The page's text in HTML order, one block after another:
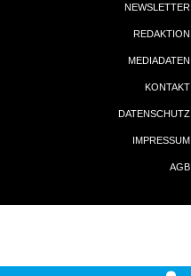
NEWSLETTER
REDAKTION
MEDIADATEN
KONTAKT
DATENSCHUTZ
IMPRESSUM
AGB